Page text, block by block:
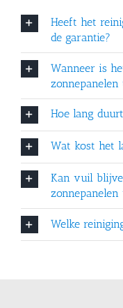
Zonnepanelen
Vervuilde paneel vs.
Zonnepanelen
Heeft het
de garantie?
Wanneer is
Hoe lang
Wat kost het
Kan vuil
Welke